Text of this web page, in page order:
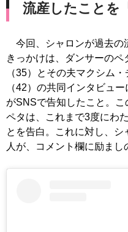
流産したことを
今回、シャロンが過去の
きっかけは、ダンサーのペ
（35）とその夫マクシム
（42）の共同インタビュ
がSNSで告知したこと。
ペタは、これまで3度にわ
とを告白。これに対し、
人が、コメント欄に励まし